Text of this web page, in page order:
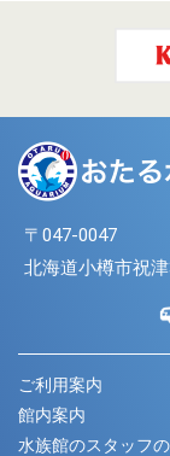
〒047-0047
北海道小樽市祝
ご利用案内
館内案内
水族館のスタッフ